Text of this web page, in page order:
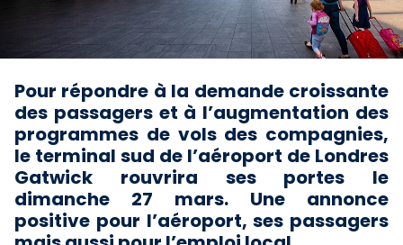
Pour répondre à la demande croissante
des passagers et à l’augmentation des
programmes de vols des compagnies,
le terminal sud de l’aéroport de Londres
Gatwick rouvrira ses portes le
dimanche 27 mars. Une annonce
positive pour l’aéroport, ses passagers